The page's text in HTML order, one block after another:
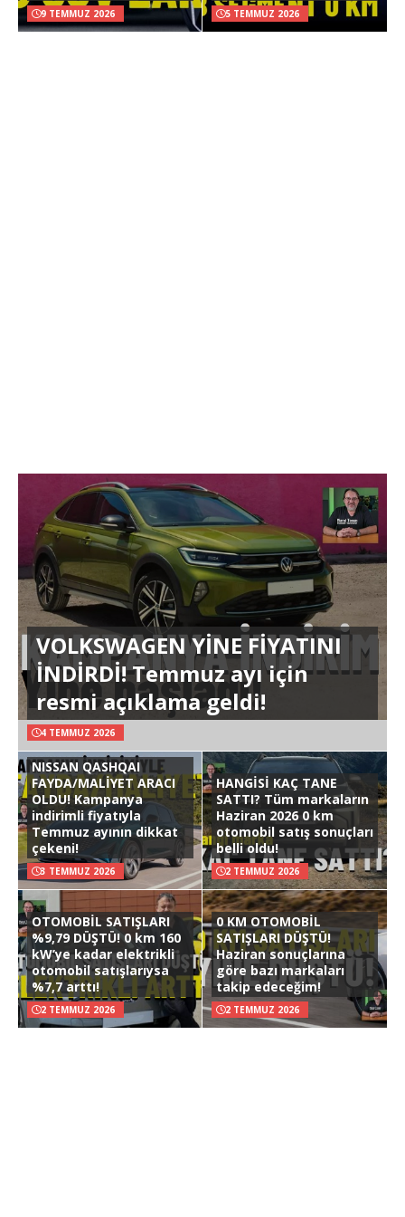
9 TEMMUZ 2026 5 TEMMUZ 2026
VOLKSWAGEN YİNE FİYATINI
İNDİRDİ! Temmuz ayı için
resmi açıklama geldi!
4 TEMMUZ 2026
NISSAN QASHQAI
FAYDA/MALİYET ARACI
OLDU! Kampanya
indirimli fiyatıyla
Temmuz ayının dikkat
çekeni!
3 TEMMUZ 2026
HANGİSİ KAÇ TANE
SATTI? Tüm markaların
Haziran 2026 0 km
otomobil satış sonuçları
belli oldu!
2 TEMMUZ 2026
OTOMOBİL SATIŞLARI
%9,79 DÜŞTÜ! 0 km 160
kW’ye kadar elektrikli
otomobil satışlarıysa
%7,7 arttı!
2 TEMMUZ 2026
0 KM OTOMOBİL
SATIŞLARI DÜŞTÜ!
Haziran sonuçlarına
göre bazı markaları
takip edeceğim!
2 TEMMUZ 2026